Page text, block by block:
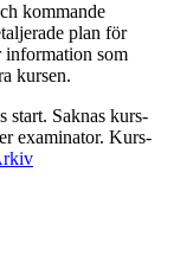
kommande
plan för
information som
kursen.
start. Saknas kurs-
examinator. Kurs-